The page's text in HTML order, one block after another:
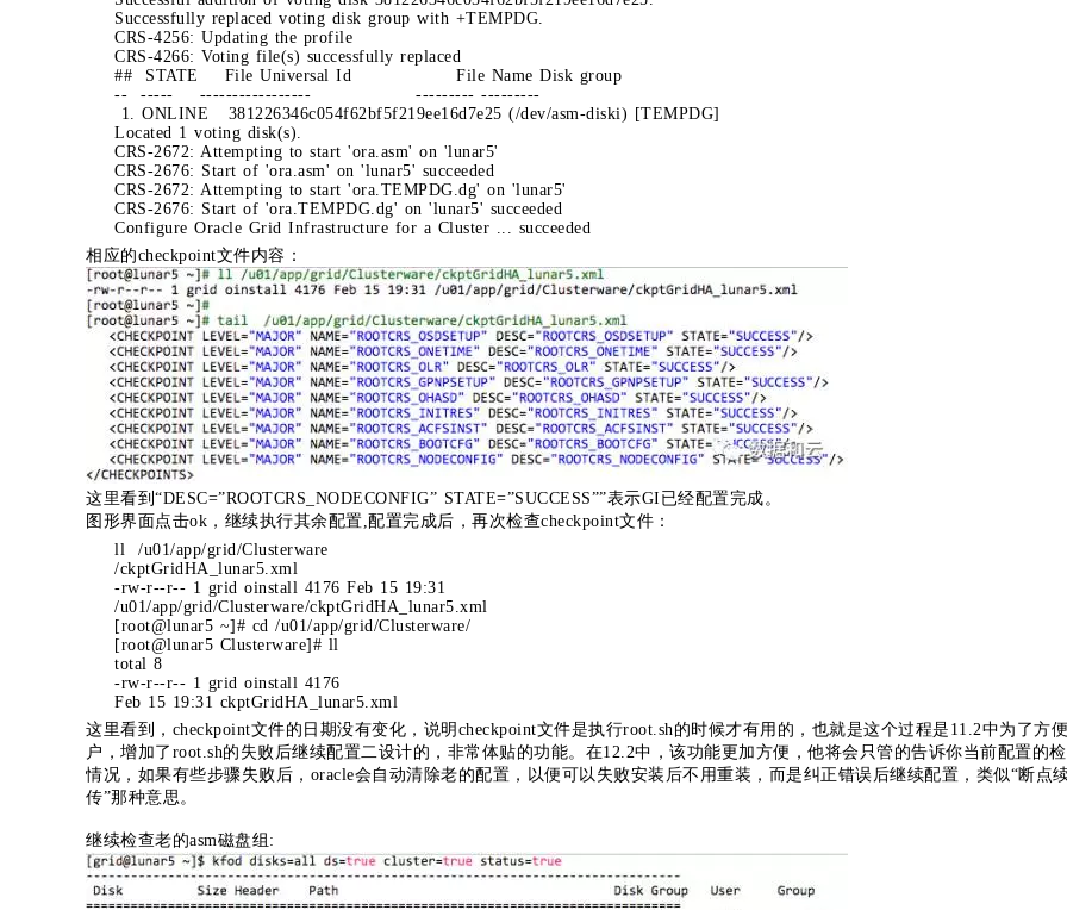
Successfully replaced voting disk group with +TEMPDG.
CRS-4256: Updating the profile
CRS-4266: Voting file(s) successfully replaced
## STATE File Universal Id File Name Disk group
-- ----- ----------------- --------- ---------
1. ONLINE 381226346c054f62bf5f219ee16d7e25 (/dev/asm-diski) [TEMPDG]
Located 1 voting disk(s).
CRS-2672: Attempting to start 'ora.asm' on 'lunar5'
CRS-2676: Start of 'ora.asm' on 'lunar5' succeeded
CRS-2672: Attempting to start 'ora.TEMPDG.dg' on 'lunar5'
CRS-2676: Start of 'ora.TEMPDG.dg' on 'lunar5' succeeded
Configure Oracle Grid Infrastructure for a Cluster ... succeeded
相应的checkpoint文件内容：
这里看到“DESC=”ROOTCRS_NODECONFIG” STATE=”SUCCESS””表示GI已经配置完成。
图形界面点击ok，继续执行其余配置,配置完成后，再次检查checkpoint文件：
ll /u01/app/grid/Clusterware
/ckptGridHA_lunar5.xml
-rw-r--r-- 1 grid oinstall 4176 Feb 15 19:31
/u01/app/grid/Clusterware/ckptGridHA_lunar5.xml
[root@lunar5 ~]# cd /u01/app/grid/Clusterware/
[root@lunar5 Clusterware]# ll
total 8
-rw-r--r-- 1 grid oinstall 4176
Feb 15 19:31 ckptGridHA_lunar5.xml
这里看到，checkpoint文件的日期没有变化，说明checkpoint文件是执行root.sh的时候才有用的，也就是这个过程是11.2中为了方
户，增加了root.sh的失败后继续配置二设计的，非常体贴的功能。在12.2中，该功能更加方便，他将会只管的告诉你当前配置的
情况，如果有些步骤失败后，oracle会自动清除老的配置，以便可以失败安装后不用重装，而是纠正错误后继续配置，类似“断点
传”那种意思。
继续检查老的asm磁盘组: